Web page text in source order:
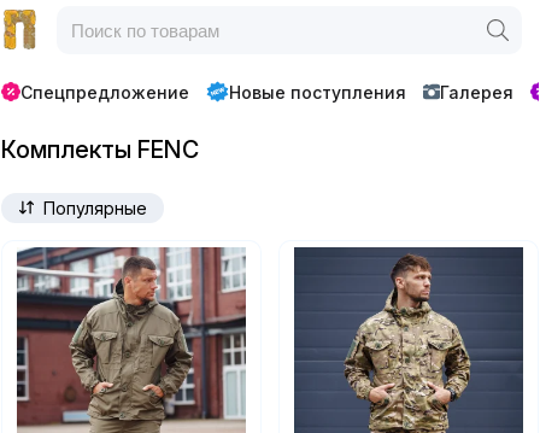
Спецпредложение Новые поступления Галерея
Комплекты FENC
Популярные